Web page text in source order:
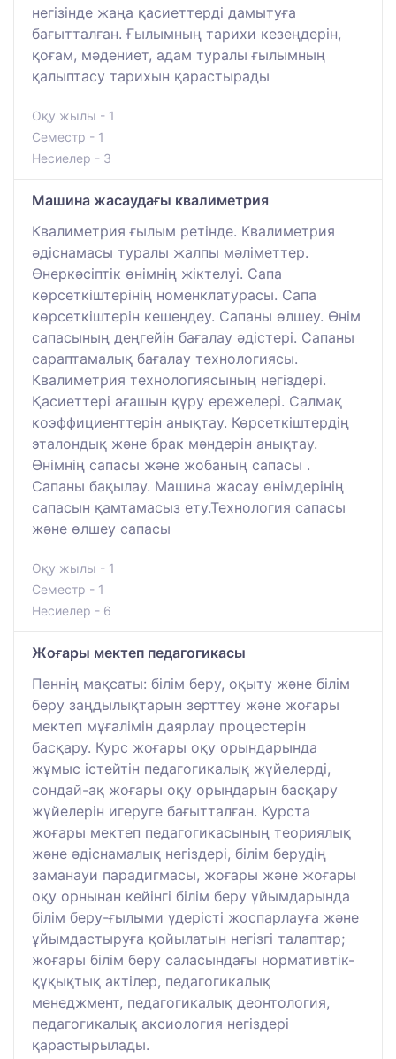
негізінде жаңа қасиеттерді дамытуға
бағытталған. Ғылымның тарихи кезеңдерін,
қоғам, мәдениет, адам туралы ғылымның
қалыптасу тарихын қарастырады
Оқу жылы - 1
Семестр - 1
Несиелер - 3
Машина жасаудағы квалиметрия
Квалиметрия ғылым ретінде. Квалиметрия
әдіснамасы туралы жалпы мәліметтер.
Өнеркәсіптік өнімнің жіктелуі. Сапа
көрсеткіштерінің номенклатурасы. Сапа
көрсеткіштерін кешендеу. Сапаны өлшеу. Өнім
сапасының деңгейін бағалау әдістері. Сапаны
сараптамалық бағалау технологиясы.
Квалиметрия технологиясының негіздері.
Қасиеттері ағашын құру ережелері. Салмақ
коэффициенттерін анықтау. Көрсеткіштердің
эталондық және брак мәндерін анықтау.
Өнімнің сапасы және жобаның сапасы .
Сапаны бақылау. Машина жасау өнімдерінің
сапасын қамтамасыз ету.Технология сапасы
және өлшеу сапасы
Оқу жылы - 1
Семестр - 1
Несиелер - 6
Жоғары мектеп педагогикасы
Пәннің мақсаты: білім беру, оқыту және білім
беру заңдылықтарын зерттеу және жоғары
мектеп мұғалімін даярлау процестерін
басқару. Курс жоғары оқу орындарында
жұмыс істейтін педагогикалық жүйелерді,
сондай-ақ жоғары оқу орындарын басқару
жүйелерін игеруге бағытталған. Курста
жоғары мектеп педагогикасының теориялық
және әдіснамалық негіздері, білім берудің
заманауи парадигмасы, жоғары және жоғары
оқу орнынан кейінгі білім беру ұйымдарында
білім беру-ғылыми үдерісті жоспарлауға және
ұйымдастыруға қойылатын негізгі талаптар;
жоғары білім беру саласындағы нормативтік-
құқықтық актілер, педагогикалық
менеджмент, педагогикалық деонтология,
педагогикалық аксиология негіздері
қарастырылады.